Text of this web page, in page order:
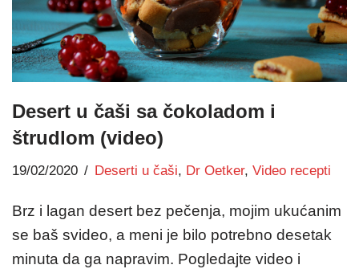
Desert u čaši sa čokoladom i
štrudlom (video)
19/02/2020 Deserti u čaši, Dr Oetker, Video recepti
Brz i lagan desert bez pečenja, mojim ukućanim
se baš svideo, a meni je bilo potrebno desetak
minuta da ga napravim. Pogledajte video i